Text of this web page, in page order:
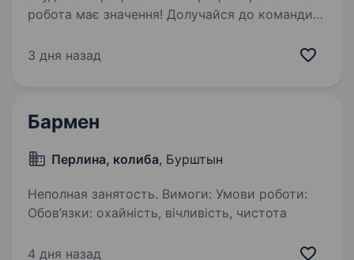
робота має значення! Долучайся до команди
разом! Шукаємо ПРОДАВЦЯ-КАСИРА
3 дня назад
Бармен
Перлина, колиба, Бурштын
Неполная занятость. Вимоги: Умови роботи:
Обов’язки: охайність, вічливість, чистота
4 дня назад